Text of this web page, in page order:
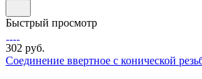
Быстрый просмотр
302 руб.
Соединение ввертное с конической